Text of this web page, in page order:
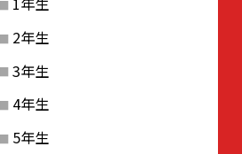
2年生
3年生
4年生
5年生